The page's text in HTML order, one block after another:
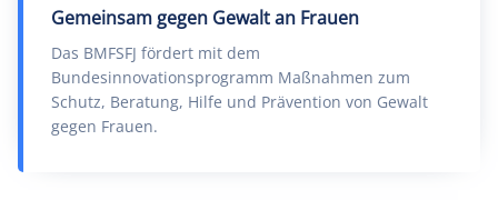
Gemeinsam gegen Gewalt an Frauen
Das BMFSFJ fördert mit dem
Bundesinnovationsprogramm Maßnahmen zum
Schutz, Beratung, Hilfe und Prävention von Gewalt
gegen Frauen.